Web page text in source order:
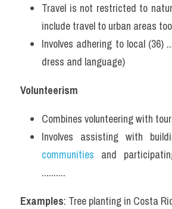
Travel is not restricted to
include travel to urban areas
Involves adhering to local (36)
dress and language)
Volunteerism
Combines volunteering with
communities and
..........
Examples: Tree planting in Costa